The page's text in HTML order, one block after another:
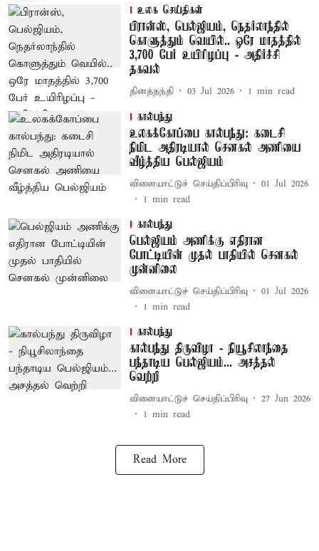
உலக செய்திகள்
பிரான்ஸ், பெல்ஜியம், நெதர்லாந்தில்
கொளுத்தும் வெயில்.. ஒரே மாதத்தில்
3,700 பேர் உயிரிழப்பு - அதிர்ச்சி
தகவல்
தினத்தந்தி 03 Jul 2026 1 min read
கால்பந்து
உலகக்கோப்பை கால்பந்து: கடைசி
நிமிட அதிரடியால் செனகல் அணியை
வீழ்த்திய பெல்ஜியம்
விளையாட்டுச் செய்திப்பிரிவு
01 Jul 2026
1 min read
கால்பந்து
பெல்ஜியம் அணிக்கு எதிரான
போட்டியின் முதல் பாதியில் செனகல்
முன்னிலை
விளையாட்டுச் செய்திப்பிரிவு
01 Jul 2026
1 min read
கால்பந்து
கால்பந்து திருவிழா - நியூசிலாந்தை
பந்தாடிய பெல்ஜியம்... அசத்தல்
வெற்றி
விளையாட்டுச் செய்திப்பிரிவு
27 Jun 2026
1 min read
Read More